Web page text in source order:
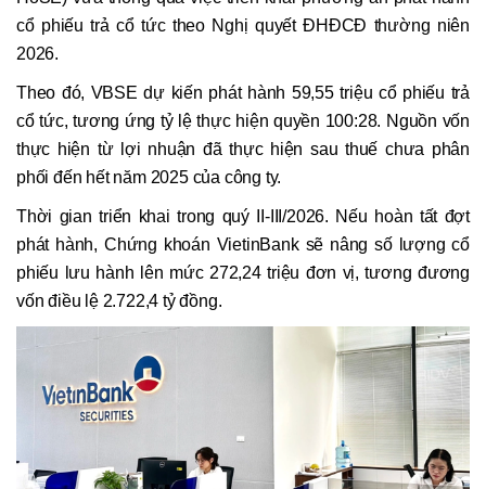
cổ phiếu trả cổ tức theo Nghị quyết ĐHĐCĐ thường niên
2026.
Theo đó, VBSE dự kiến phát hành 59,55 triệu cổ phiếu trả
cổ tức, tương ứng tỷ lệ thực hiện quyền 100:28. Nguồn vốn
thực hiện từ lợi nhuận đã thực hiện sau thuế chưa phân
phối đến hết năm 2025 của công ty.
Thời gian triển khai trong quý II-III/2026. Nếu hoàn tất đợt
phát hành, Chứng khoán VietinBank sẽ nâng số lượng cổ
phiếu lưu hành lên mức 272,24 triệu đơn vị, tương đương
vốn điều lệ 2.722,4 tỷ đồng.